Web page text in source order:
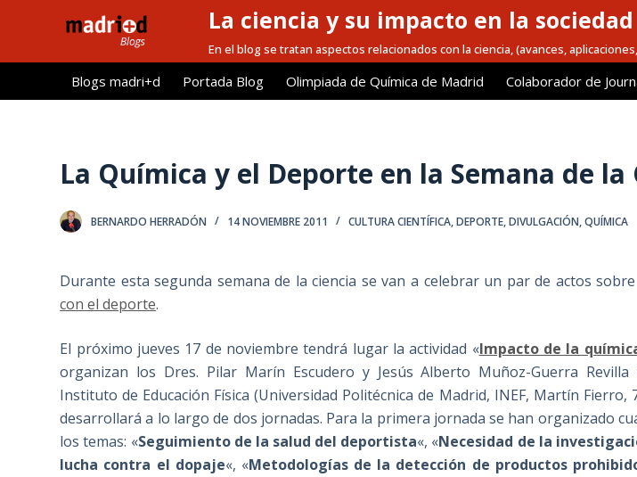
l
La ciencia y su impacto en la sociedad
En el blog se tratan aspectos relacionados con la ciencia, (avances,
Blogs madri+d Portada Blog Olimpiada de Química de Madrid Colaborador de
La Química y el Deporte en la Semana de la
BERNARDO HERRADÓN 14 NOVIEMBRE 2011 CULTURA CIENTÍFICA,DEPORTE,DIVULGACIÓN,QUÍMICA
Durante esta segunda semana de la ciencia se van a celebrar un par de actos
con el deporte.
El próximo jueves 17 de noviembre tendrá lugar la actividad «Impacto de la
organizan los Dres. Pilar Marín Escudero y Jesús Alberto Muñoz-Guerra
Instituto de Educación Física (Universidad Politécnica de Madrid, INEF, Martín Fierro,
desarrollará a lo largo de dos jornadas. Para la primera jornada se han organizado
los temas: «Seguimiento de la salud del deportista«, «Necesidad de la
lucha contra el dopaje«, «Metodologías de la detección de productos